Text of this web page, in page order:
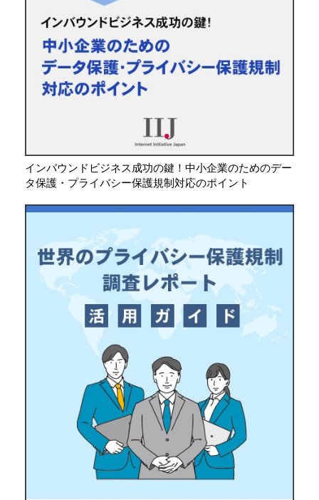
インバウンドビジネス成功の鍵！中小企業のためのデー
タ保護・プライバシー保護規制対応のポイント